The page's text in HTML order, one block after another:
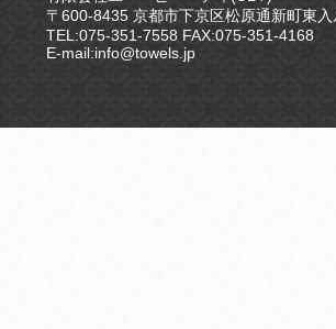
〒600-8435 京都市下京区松原通新町東
TEL:075-351-7558 FAX:075-351-4168
E-mail:info@towels.jp